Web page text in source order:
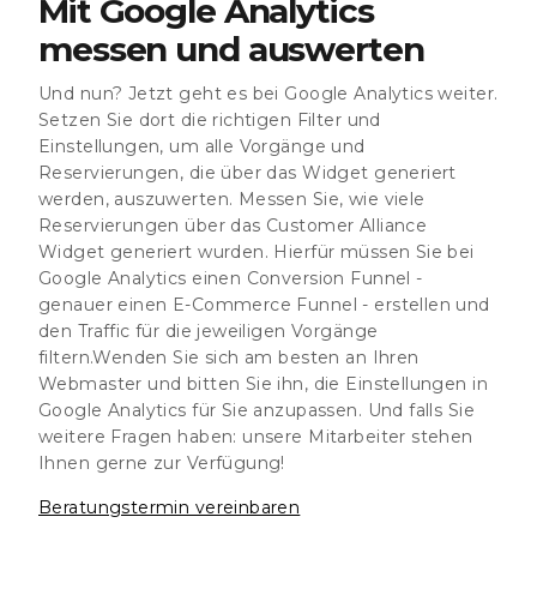
Mit Google Analytics
messen und auswerten
Und nun? Jetzt geht es bei Google Analytics weiter.
Setzen Sie dort die richtigen Filter und
Einstellungen, um alle Vorgänge und
Reservierungen, die über das Widget generiert
werden, auszuwerten. Messen Sie, wie viele
Reservierungen über das Customer Alliance
Widget generiert wurden. Hierfür müssen Sie bei
Google Analytics einen Conversion Funnel -
genauer einen E-Commerce Funnel - erstellen und
den Traffic für die jeweiligen Vorgänge
filtern.Wenden Sie sich am besten an Ihren
Webmaster und bitten Sie ihn, die Einstellungen in
Google Analytics für Sie anzupassen. Und falls Sie
weitere Fragen haben: unsere Mitarbeiter stehen
Ihnen gerne zur Verfügung!
Beratungstermin vereinbaren